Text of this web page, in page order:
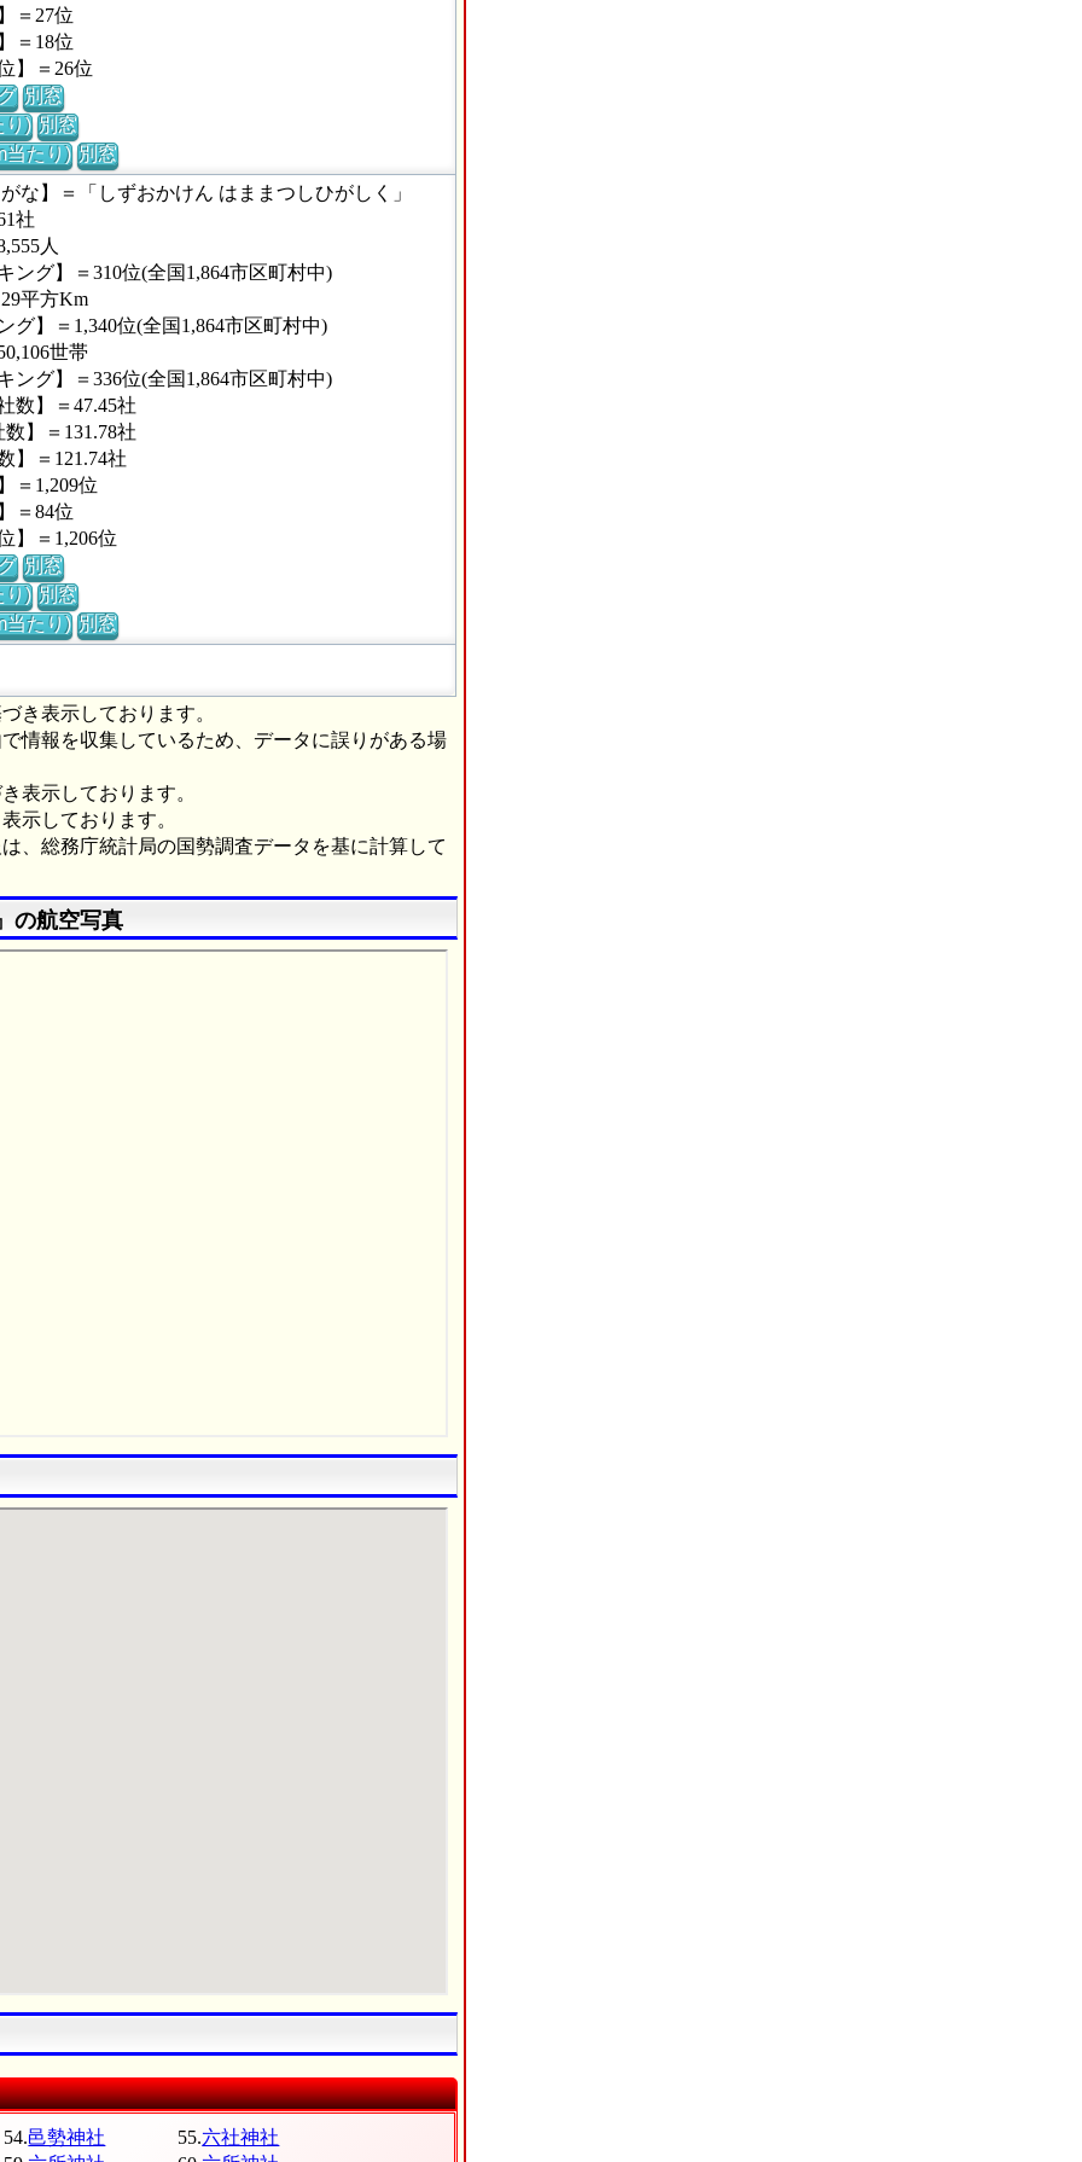
＝27位
＝18位
】＝26位
別窓
り) 別窓
当たり) 別窓
な】＝「しずおかけん はままつしひがしく」
社
人
ング】＝310位(全国1,864市区町村中)
平方Km
グ】＝1,340位(全国1,864市区町村中)
世帯
ング】＝336位(全国1,864市区町村中)
数】＝47.45社
】＝131.78社
】＝121.74社
＝1,209位
＝84位
】＝1,206位
別窓
り) 別窓
当たり) 別窓
き表示しております。
情報を収集しているため、データに誤りがある場
表示しております。
示しております。
、総務庁統計局の国勢調査データを基に計算して
の航空写真
54.邑勢神社 55.六社神社